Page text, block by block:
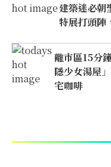
建築迷必朝
特展打頭陣
離市區15分
隱少女湯屋
宅咖啡